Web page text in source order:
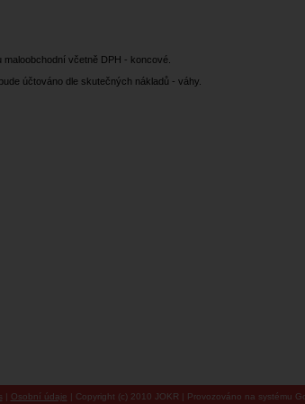
včetně DPH - koncové.
účtováno dle skutečných nákladů - váhy.
| Osobní údaje | Copyright (c) 2010 JOKR | Provozováno na systému